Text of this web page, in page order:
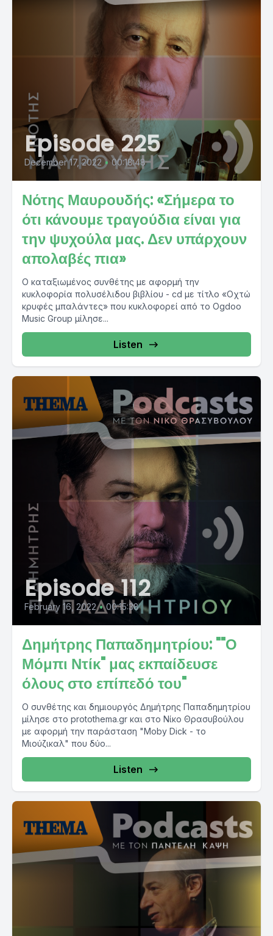
Episode 225
December 17, 2022 • 00:18:48
Νότης Μαυρουδής: «Σήμερα το
ότι κάνουμε τραγούδια είναι για
την ψυχούλα μας. Δεν υπάρχουν
απολαβές πια»
Ο καταξιωμένος συνθέτης με αφορμή την
κυκλοφορία πολυσέλιδου βιβλίου - cd με τίτλο «Οχτώ
κρυφές μπαλάντες» που κυκλοφορεί από το Ogdoo
Music Group μίλησε...
Listen
Episode 112
February 16, 2022 • 00:15:38
Δημήτρης Παπαδημητρίου: ""Ο
Μόμπι Ντίκ" μας εκπαίδευσε
όλους στο επίπεδό του"
Ο συνθέτης και δημιουργός Δημήτρης Παπαδημητρίου
μίλησε στο protothema.gr και στο Νίκο Θρασυβούλου
με αφορμή την παράσταση "Moby Dick - το
Μιούζικαλ" που δύο...
Listen